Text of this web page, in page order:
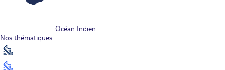
Océan Indien
Nos thématiques